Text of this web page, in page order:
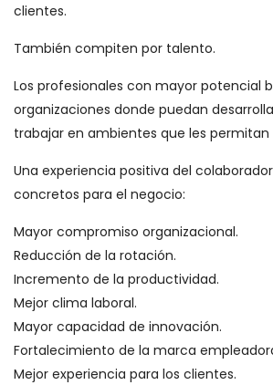
clientes.
También compiten por talento.
Los profesionales con mayor potencial
organizaciones donde puedan
trabajar en ambientes que les permitan
Una experiencia positiva del
concretos para el negocio:
Mayor compromiso organizacional.
Reducción de la rotación.
Incremento de la productividad.
Mejor clima laboral.
Mayor capacidad de innovación.
Fortalecimiento de la marca
Mejor experiencia para los clientes.